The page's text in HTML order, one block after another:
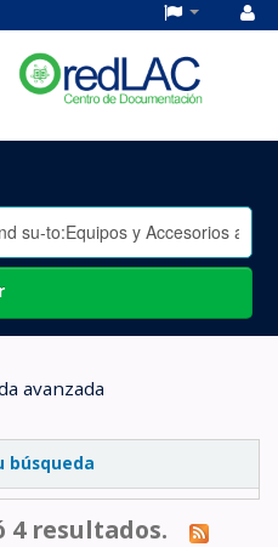
avanzada
búsqueda
4 resultados.